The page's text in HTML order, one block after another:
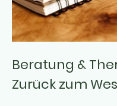
Beratung &
Zurück zum